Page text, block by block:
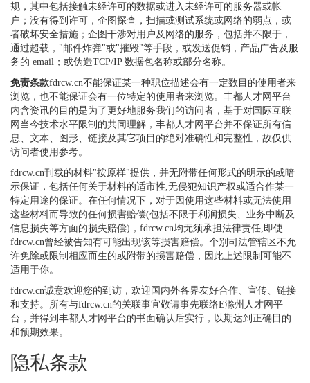
规，其中包括接触未经许可的数据或进入未经许可的服务器或帐
户；没有得到许可，企图探查，扫描或测试系统或网络的弱点，或
者破坏安全措施；企图干涉对用户及网络的服务，包括并不限于，
通过超载，"邮件炸弹"或"摧毁"等手段，或发送促销，产品广告及服
务的 email；或伪造TCP/IP 数据包名称或部分名称。
免责条款fdrcw.cn不能保证某一种职位描述会有一定数目的使用者来
浏览，也不能保证会有一位特定的使用者来浏览。丰都人才网平台
内含资讯的目的是为了更好地服务我们的访问者，基于对国际互联
网当今技术水平限制的共同理解，丰都人才网平台并不保证所有信
息、文本、图形、链接及其它项目的绝对准确性和完整性，故仅供
访问者使用参考。
fdrcw.cn刊载的材料"按原样"提供，并无附带任何形式的明示的或暗
示保证，包括任何关于材料的适市性,无侵犯知识产权或适合作某一
特定用途的保证。在任何情况下，对于因使用这些材料或无法使用
这些材料而导致的任何损害赔偿(包括不限于利润损失、业务中断及
信息损失等方面的损失赔偿)，fdrcw.cn均无须承担法律责任,即使
fdrcw.cn曾经被告知有可能出现该等损害赔偿。个别司法管辖区不允
许免除或限制相应而生的或附带的损害赔偿，因此上述限制可能不
适用于你。
fdrcw.cn诚意欢迎您的到访，欢迎国内外各界友好合作、宣传、链接
和支持。所有与fdrcw.cn的关联事宜敬请事先联络E滁州人才网平
台，并得到丰都人才网平台的书面确认后实行，以期达到正确目的
和预期效果。
隐私条款